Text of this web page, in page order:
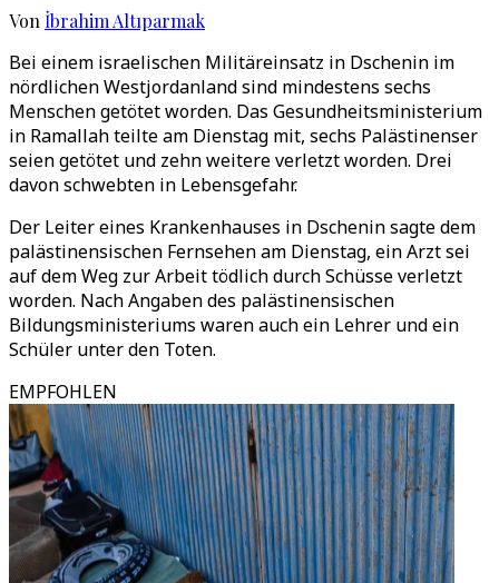
Von İbrahim Altıparmak
Bei einem israelischen Militäreinsatz in Dschenin im
nördlichen Westjordanland sind mindestens sechs
Menschen getötet worden. Das Gesundheitsministerium
in Ramallah teilte am Dienstag mit, sechs Palästinenser
seien getötet und zehn weitere verletzt worden. Drei
davon schwebten in Lebensgefahr.
Der Leiter eines Krankenhauses in Dschenin sagte dem
palästinensischen Fernsehen am Dienstag, ein Arzt sei
auf dem Weg zur Arbeit tödlich durch Schüsse verletzt
worden. Nach Angaben des palästinensischen
Bildungsministeriums waren auch ein Lehrer und ein
Schüler unter den Toten.
EMPFOHLEN